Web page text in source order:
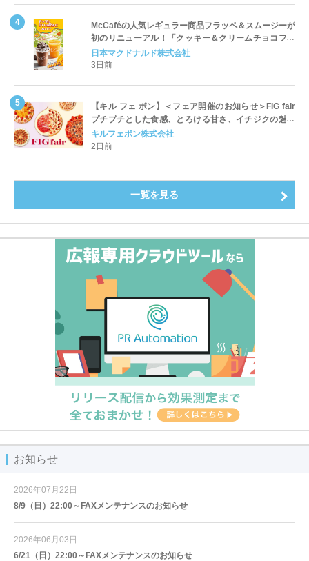
McCaféの人気レギュラー商品フラッペ＆スムージーが
初のリニューアル！「クッキー＆クリームチョコフラ
ッペ」「マンゴースムージー」8月5日（水）から販売
開始
日本マクドナルド株式会社
3日前
【キル フェ ボン】＜フェア開催のお知らせ＞FIG fair
プチプチとした食感、とろける甘さ、イチジクの魅力
をたっぷりと。新作を含め、イチジク尽くしの全4種が
登場8月20日（木）スタート
キルフェボン株式会社
2日前
一覧を見る
お知らせ
2026年07月22日
8/9（日）22:00～FAXメンテナンスのお知らせ
2026年06月03日
6/21（日）22:00～FAXメンテナンスのお知らせ